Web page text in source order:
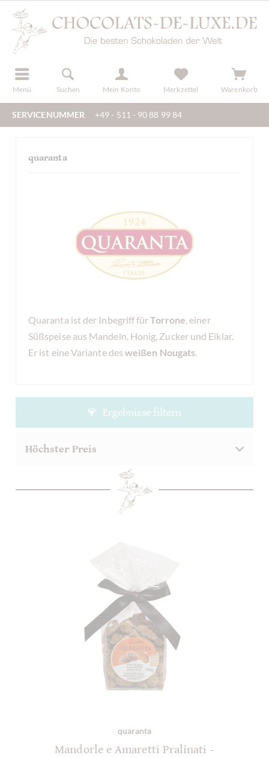
Menü Suchen Mein Konto
registrieren Merkzettel Warenkorb
SERVICENUMMER +49 - 511 - 90 88 99 84
quaranta
Quaranta ist der Inbegriff fürTorrone, einer
Süßspeise aus Mandeln, Honig, Zucker und Eiklar.
Er ist eine Variante desweißen Nougats.
Ergebnisse filtern
quaranta
Mandorle e Amaretti Pralinati -